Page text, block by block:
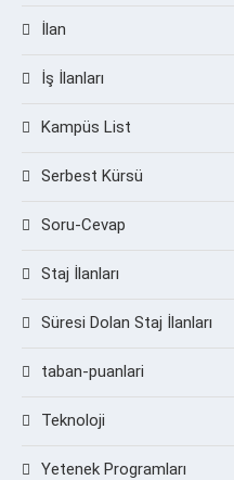
İlan
İş İlanları
Kampüs List
Serbest Kürsü
Soru-Cevap
Staj İlanları
Süresi Dolan Staj İlanları
taban-puanlari
Teknoloji
Yetenek Programları